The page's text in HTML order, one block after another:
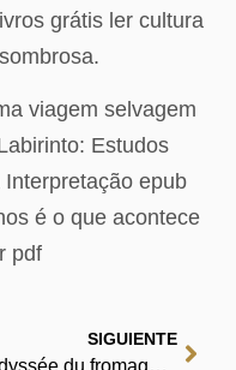
grátis ler cultura
viagem selvagem
Estudos
epub
é o que acontece
pdf
SIGUIENTE